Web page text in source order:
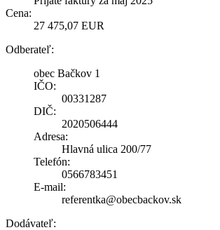
Cena:
27 475,07 EUR
Odberateľ:
obec Bačkov 1
IČO:
00331287
DIČ:
2020506444
Adresa:
Hlavná ulica 200/77
Telefón:
0566783451
E-mail:
referentka@obecbackov.sk
Dodávateľ: